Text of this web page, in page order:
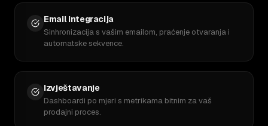
Email integracija
Sinhronizacija s vašim emailom, praćenje otvaranja i
automatske sekvence.
Izvještavanje
Dashboardi po mjeri s metrikama bitnim za vaš
prodajni proces.